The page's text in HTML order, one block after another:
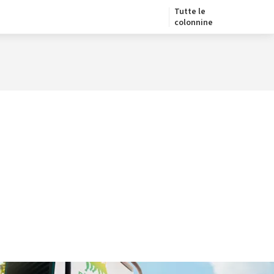
Tutte le
colonnine